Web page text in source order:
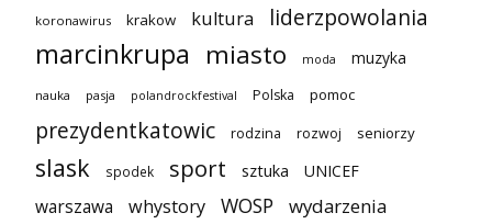
koronawirus krakow kultura liderzpowolania
marcinkrupa miasto moda muzyka
nauka pasja polandrockfestival Polska pomoc
prezydentkatowic rodzina rozwoj seniorzy
slask spodek sport sztuka UNICEF
warszawa whystory WOSP wydarzenia